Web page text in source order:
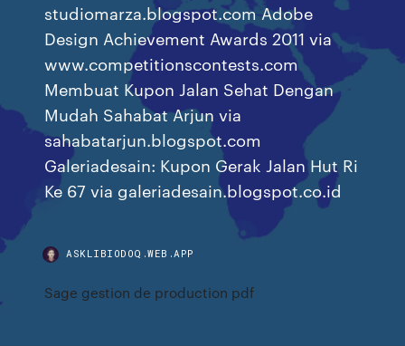
studiomarza.blogspot.com Adobe
Design Achievement Awards 2011 via
www.competitionscontests.com
Membuat Kupon Jalan Sehat Dengan
Mudah Sahabat Arjun via
sahabatarjun.blogspot.com
Galeriadesain: Kupon Gerak Jalan Hut Ri
Ke 67 via galeriadesain.blogspot.co.id
ASKLIBIODOQ.WEB.APP
Sage gestion de production pdf